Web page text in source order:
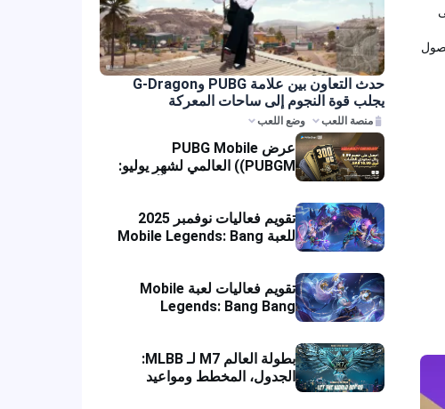
حدث التعاون بين علامة PUBG وG-Dragon
يجلب قوة النجوم إلى ساحات المعركة
منصة اللعب وضع اللعب
عرض PUBG Mobile
(PUBGM) العالمي لشهر يوليو:
متراكمة!
تقويم فعاليات نوفمبر 2025
للعبة Mobile Legends: Bang
Bang مع عروض خاصة
تقويم فعاليات لعبة Mobile
Legends: Bang Bang
(MLBB) لشهر يوليو 2025
بطولة العالم M7 لـ MLBB:
الجدول، المخطط ومواعيد
المباريات